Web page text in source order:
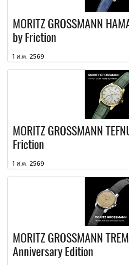
MORITZ GROSSMANN
by Friction
1 ส.ค. 2569
MORITZ GROSSMANN
Friction
1 ส.ค. 2569
MORITZ GROSSMANN
Anniversary Edition